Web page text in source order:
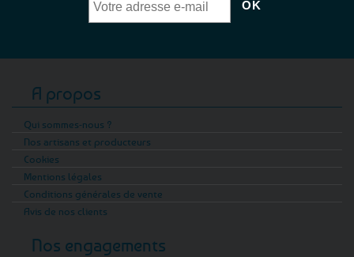
A propos
Qui sommes-nous ?
Nos artisans et producteurs
Cookies
Mentions légales
Conditions générales de vente
Avis de nos clients
Nos engagements